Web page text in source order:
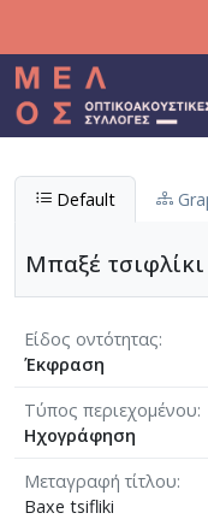
Default
Μπαξέ
Είδος οντότητας
Έκφραση
Τύπος περιεχομένου
Ηχογράφηση
Μεταγραφή τίτλου
Baxe tsifliki